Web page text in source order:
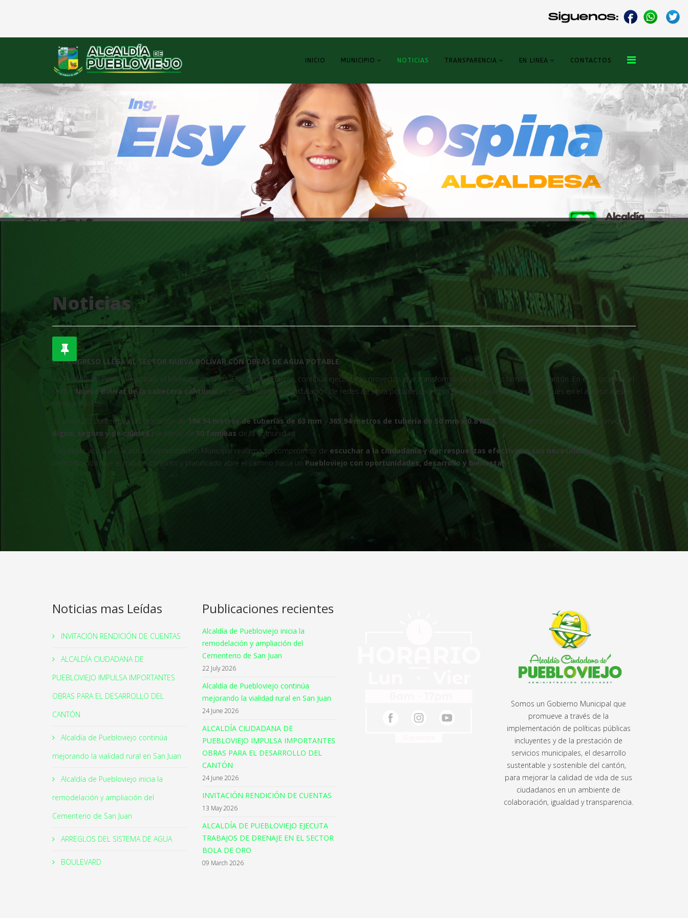
INICIO MUNICIPIO NOTICIAS TRANSPARENCIA EN LINEA CONTACTOS
Noticias
EL PROGRESO LLEGA AL SECTOR NUEVA BOLÍVAR CON OBRAS DE AGUA POTABLE
La Alcaldía de Puebloviejo, bajo el liderazgo de la Ing. Elsy Ospina Garcés, continúa ejecutando proyectos que transforman la vida de las familias del cantón. En esta ocasión, el
sectorNueva Bolívar de la cabecera cantonal es beneficiado con la instalación de redes de agua potable, una obra que marca un antes y un después en el acceso a este
servicio básico.
El proyecto contempla la colocación de 196.94 metros de tuberías de 63 mm y 365.94 metros de tubería de 50 mm x 0.8 MPA, lo que permitirá garantizar un servicio
digno, seguro y de calidad para más de 50 familias de la comunidad.
Con estas acciones, la actual Administración Municipal reafirma su compromiso de escuchar a la ciudadanía y dar respuestas efectivas a sus necesidades,
demostrando que el trabajo conjunto y planificado abre el camino hacia un Puebloviejo con oportunidades, desarrollo y bienestar
Noticias mas Leídas
INVITACIÓN RENDICIÓN DE CUENTAS
ALCALDÍA CIUDADANA DE
PUEBLOVIEJO IMPULSA IMPORTANTES
OBRAS PARA EL DESARROLLO DEL
CANTÓN
Alcaldía de Puebloviejo continúa
mejorando la vialidad rural en San Juan
Alcaldía de Puebloviejo inicia la
remodelación y ampliación del
Cementerio de San Juan
ARREGLOS DEL SISTEMA DE AGUA
BOULEVARD
Publicaciones recientes
Alcaldía de Puebloviejo inicia la
remodelación y ampliación del
Cementerio de San Juan
22 July 2026
Alcaldía de Puebloviejo continúa
mejorando la vialidad rural en San Juan
24 June 2026
ALCALDÍA CIUDADANA DE
PUEBLOVIEJO IMPULSA IMPORTANTES
OBRAS PARA EL DESARROLLO DEL
CANTÓN
24 June 2026
INVITACIÓN RENDICIÓN DE CUENTAS
13 May 2026
ALCALDÍA DE PUEBLOVIEJO EJECUTA
TRABAJOS DE DRENAJE EN EL SECTOR
BOLA DE ORO
09 March 2026
Somos un Gobierno Municipal que
promueve a través de la
implementación de políticas públicas
incluyentes y de la prestación de
servicios municipales, el desarrollo
sustentable y sostenible del cantón,
para mejorar la calidad de vida de sus
ciudadanos en un ambiente de
colaboración, igualdad y transparencia.